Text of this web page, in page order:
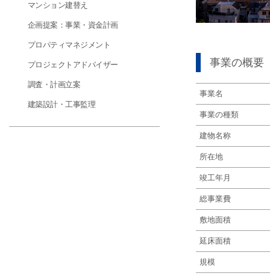
マンション建替え
企画提案：事業・資金計画
プロパティマネジメント
プロジェクトアドバイザー
調査・計画立案
建築設計・工事監理
事業の概要
事業名
事業の種類
建物名称
所在地
竣工年月
総事業費
敷地面積
延床面積
規模